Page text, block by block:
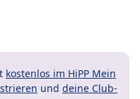
kostenlos im HiPP Mein
und deine Club-